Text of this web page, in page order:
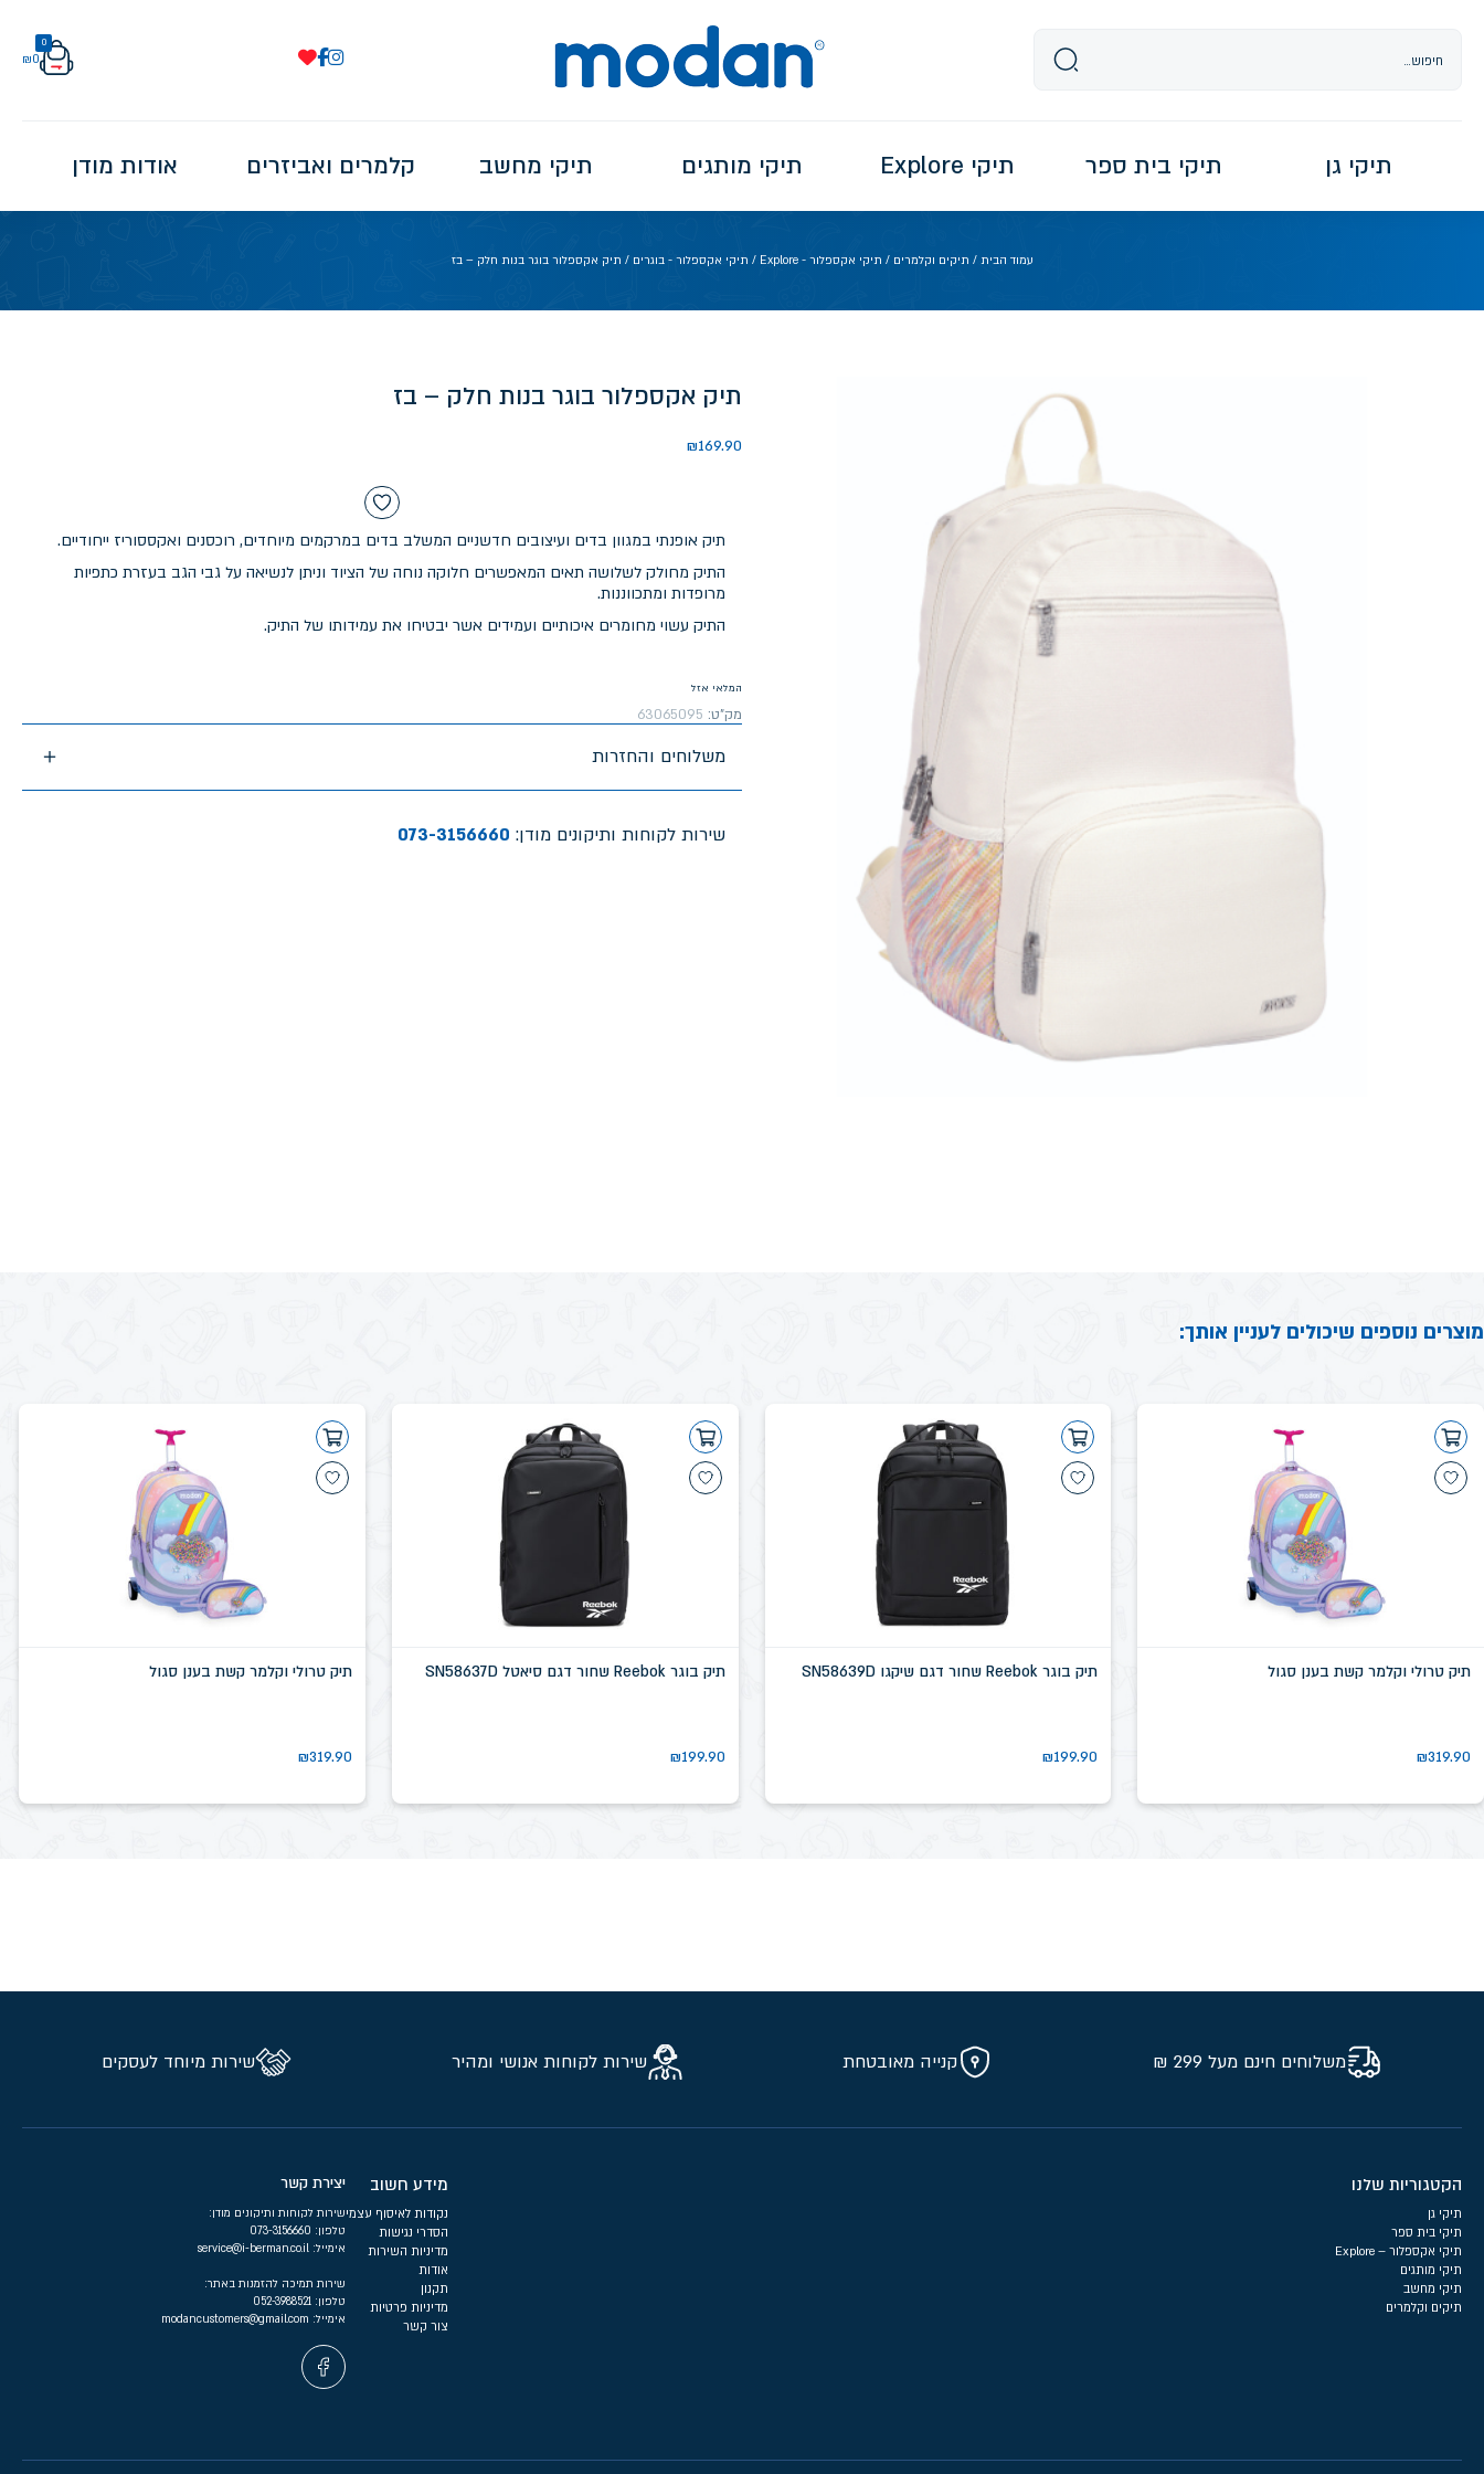
0
₪0
תיקי גן תיקי בית ספר תיקי Explore תיקי מותגים תיקי מחשב קלמרים ואביזרים אודות מודן
עמוד הבית / תיקים וקלמרים / תיקי אקספלור - Explore / תיקי אקספלור - בוגרים / תיק אקספלור בוגר בנות חלק – בז
תיק אקספלור בוגר בנות חלק – בז
₪169.90
תיק אופנתי במגוון בדים ועיצובים חדשניים המשלב בדים במרקמים מיוחדים, רוכסנים ואקססוריז ייחודיים.
התיק מחולק לשלושה תאים המאפשרים חלוקה נוחה של הציוד וניתן לנשיאה על גבי הגב בעזרת כתפיות
מרופדות ומתכווננות.
התיק עשוי מחומרים איכותיים ועמידים אשר יבטיחו את עמידותו של התיק.
המלאי אזל
מק"ט: 63065095
משלוחים והחזרות
שירות לקוחות ותיקונים מודן: 073-3156660
מוצרים נוספים שיכולים לעניין אותך:
תיק טרולי וקלמר קשת בענן סגול
₪319.90
תיק בוגר Reebok שחור דגם שיקגו SN58639D
₪199.90
תיק בוגר Reebok שחור דגם סיאטל SN58637D
₪199.90
תיק טרולי וקלמר קשת בענן סגול
₪319.90
משלוחים חינם מעל 299 ₪ קנייה מאובטחת שירות לקוחות אנושי ומהיר שירות מיוחד לעסקים
הקטגוריות שלנו
תיקי גן
תיקי בית ספר
תיקי אקספלור – Explore
תיקי מותגים
תיקי מחשב
תיקים וקלמרים
מידע חשוב
נקודות לאיסוף עצמי
הסדרי נגישות
מדיניות השירות
אודות
תקנון
מדיניות פרטיות
צור קשר
יצירת קשר
שירות לקוחות ותיקונים מודן:
טלפון:
אימייל:
שירות תמיכה להזמנות באתר:
טלפון:
אימייל: